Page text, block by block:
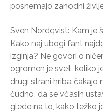
posnemajo zahodni
Sven Nordqvist: Kam je
Kako naj ubogi fant
izginja? Ne govori o
ogromen je svet, koliko
drugi strani hriba čakajo
čudno, da se včasih
glede na to, kako težko